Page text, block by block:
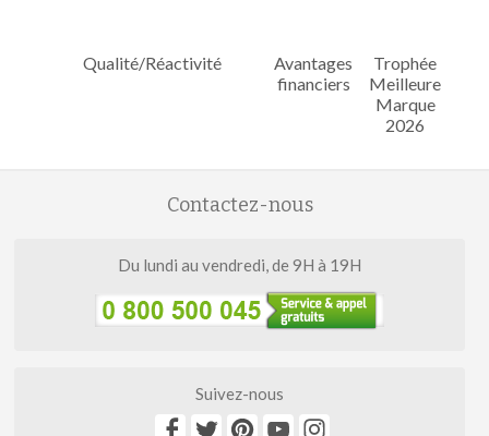
Qualité/Réactivité
Avantages
financiers
Trophée
Meilleure
Marque
2026
Contactez-nous
Du lundi au vendredi, de 9H à 19H
Suivez-nous